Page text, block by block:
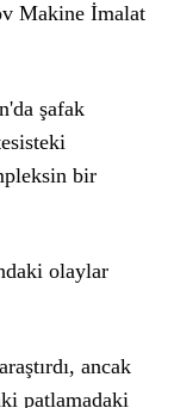
Makine İmalat
şafak
bir
olaylar
ancak
patlamadaki